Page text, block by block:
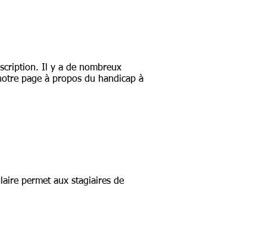
Il y a de nombreux
page à propos du handicap à
permet aux stagiaires de